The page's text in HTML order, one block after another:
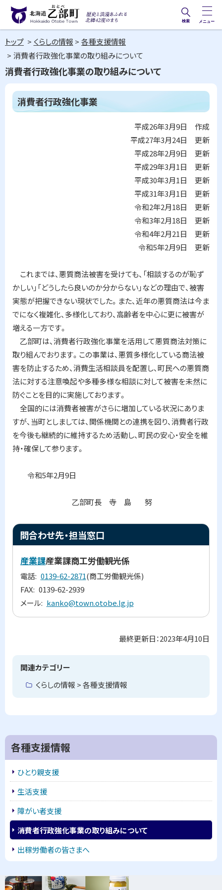
へ
メ
ュ
ー
北海道乙部町
Hokkaido Otobe Town
歴史と
浪漫あ
ふれる
北緯42
度のま
ち
検索 メニュー
トップ くらしの情報
各種支援情報
消費者行政強化事業の取り組みについて
消費者行政強化事業の取り組みについて
ペ
ー
ジ
せ
先
担
当
口
消費者行政強化事業
平成26年3月9日 作成
平成27年3月24日 更新
平成28年2月9日 更新
平成29年3月1日 更新
平成30年3月1日 更新
平成31年3月1日 更新
令和2年2月18日 更新
令和3年2月18日 更新
令和4年2月21日 更新
令和5年2月9日 更新
これまでは、悪質商法被害を受けても、「相談するのが恥ず
かしい」「どうしたら良いのか分からない」などの理由で、被害
実態が把握できない現状でした。また、近年の悪質商法は今ま
でになく複雑化、多様化しており、高齢者を中心に更に被害が
増える一方です。
乙部町は、消費者行政強化事業を活用して悪質商法対策に
取り組んでおります。この事業は、悪質多様化している商法被
害を防止するため、消費生活相談員を配置し、町民への悪質商
法に対する注意喚起や多種多様な相談に対して被害を未然に
防ぐことを目的に実施しております。
全国的には消費者被害がさらに増加している状況にありま
すが、当町としましては、関係機関との連携を図り、消費者行政
を今後も継続的に維持するため活動し、町民の安心・安全を維
持・確保して参ります。
令和5年2月9日
乙部町長 寺 島 努
ト
ッ
問合わせ先・担当窓口
産業課産業課商工労働観光係
電話 0139-62-2871(商工労働観光係)
FAX 0139-62-2939
メール
kanko@town.otobe.lg.jp
最終更新日：2023年4月10日
関連カテゴリー
くらしの情報 > 各種支援情報
各種支援情報
ひとり親支援
生活支援
障がい者支援
消費者行政強化事業の取り組みについて
出稼労働者の皆さまへ
サ
ピ